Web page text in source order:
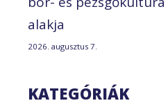
alakja
2026. augusztus 7.
KATEGÓRIÁK